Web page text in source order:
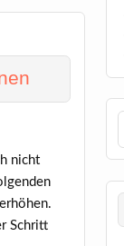
nicht
Schritt